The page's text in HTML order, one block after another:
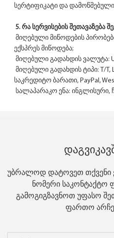
სერტიფიკატი და
5. რა სერვისების შეთავაზება
ექსპრეს მიწოდება;
მიღებული გადახდის ვალუტა:
საკრედიტო ბარათი, PayPal,
სალაპარაკო ენა: ინგლისური,
უბრალოდ დატოვეთ თქვენი
ნომერი საკონტაქტო
გამოგიგზავნოთ უფასო
ფართო